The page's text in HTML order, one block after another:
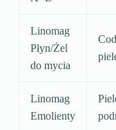
Linomag
Płyn/Żel
do mycia
Linomag
Emolienty